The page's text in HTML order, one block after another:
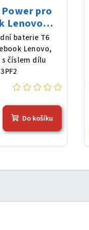
pro
Lenovo
Poly, 11,31
(47 Wh),
baterie T6
Lenovo,
číslem dílu
Do košíku